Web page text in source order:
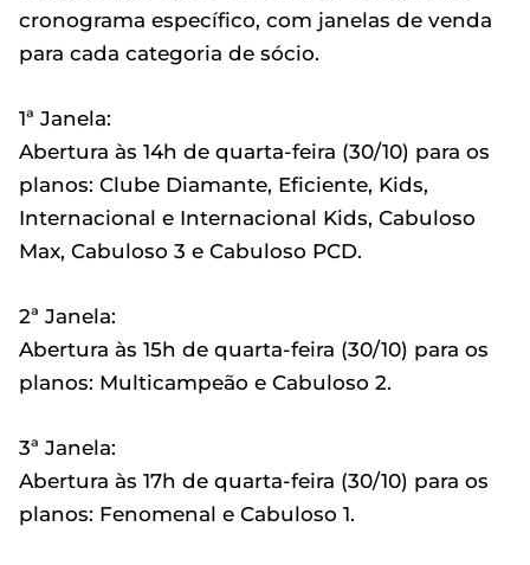
cronograma específico, com janelas de venda
para cada categoria de sócio.
1ª Janela:
Abertura às 14h de quarta-feira (30/10) para os
planos: Clube Diamante, Eficiente, Kids,
Internacional e Internacional Kids, Cabuloso
Max, Cabuloso 3 e Cabuloso PCD.
2ª Janela:
Abertura às 15h de quarta-feira (30/10) para os
planos: Multicampeão e Cabuloso 2.
3ª Janela:
Abertura às 17h de quarta-feira (30/10) para os
planos: Fenomenal e Cabuloso 1.